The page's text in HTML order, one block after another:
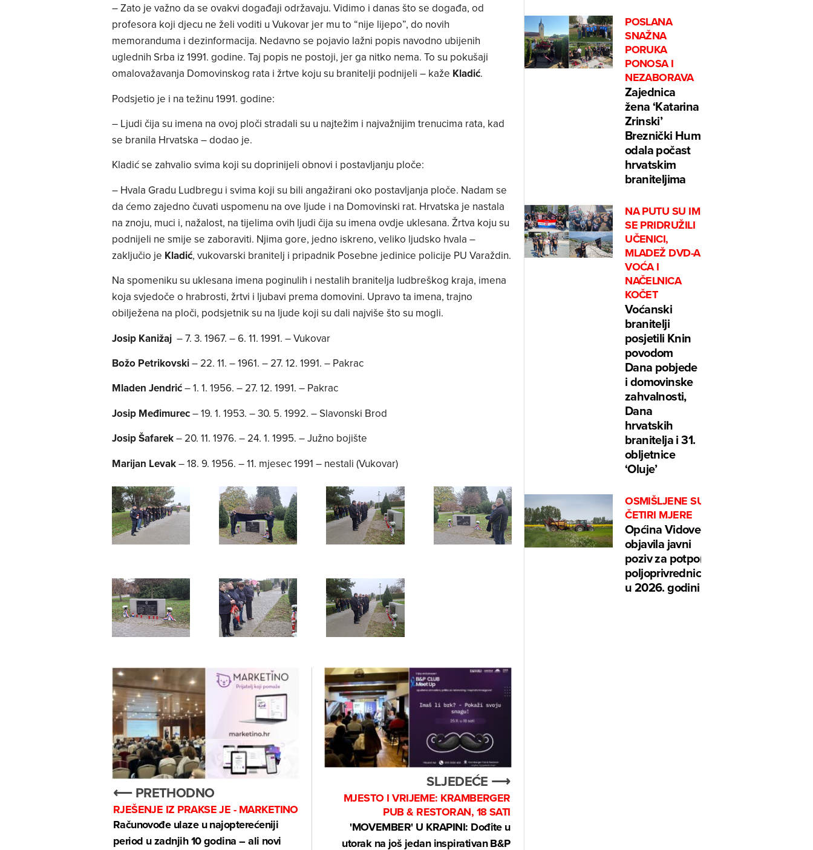
– Zato je važno da se ovakvi događaji održavaju. Vidimo i danas što se događa, od
profesora koji djecu ne želi voditi u Vukovar jer mu to “nije lijepo”, do novih
memoranduma i dezinformacija. Nedavno se pojavio lažni popis navodno ubijenih
uglednih Srba iz 1991. godine. Taj popis ne postoji, jer ga nitko nema. To su pokušaji
omalovažavanja Domovinskog rata i žrtve koju su branitelji podnijeli – kaže Kladić.
Podsjetio je i na težinu 1991. godine:
– Ljudi čija su imena na ovoj ploči stradali su u najtežim i najvažnijim trenucima rata, kad
se branila Hrvatska – dodao je.
Kladić se zahvalio svima koji su doprinijeli obnovi i postavljanju ploče:
– Hvala Gradu Ludbregu i svima koji su bili angažirani oko postavljanja ploče. Nadam se
da ćemo zajedno čuvati uspomenu na ove ljude i na Domovinski rat. Hrvatska je nastala
na znoju, muci i, nažalost, na tijelima ovih ljudi čija su imena ovdje uklesana. Žrtva koju su
podnijeli ne smije se zaboraviti. Njima gore, jedno iskreno, veliko ljudsko hvala –
zaključio je Kladić, vukovarski branitelj i pripadnik Posebne jedinice policije PU Varaždin.
Na spomeniku su uklesana imena poginulih i nestalih branitelja ludbreškog kraja, imena
koja svjedoče o hrabrosti, žrtvi i ljubavi prema domovini. Upravo ta imena, trajno
obilježena na ploči, podsjetnik su na ljude koji su dali najviše što su mogli.
Josip Kanižaj– 7. 3. 1967. – 6. 11. 1991. – Vukovar
Božo Petrikovski– 22. 11. – 1961. – 27. 12. 1991. – Pakrac
Mladen Jendrić– 1. 1. 1956. – 27. 12. 1991. – Pakrac
Josip Međimurec– 19. 1. 1953. – 30. 5. 1992. – Slavonski Brod
Josip Šafarek– 20. 11. 1976. – 24. 1. 1995. – Južno bojište
Marijan Levak– 18. 9. 1956. – 11. mjesec 1991 – nestali (Vukovar)
⟵ PRETHODNO
RJEŠENJE IZ PRAKSE JE - MARKETINO
Računovođe ulaze u najopterećeniji
period u zadnjih 10 godina – ali novi
SLJEDEĆE ⟶
MJESTO I VRIJEME: KRAMBERGER
PUB & RESTORAN, 18 SATI
'MOVEMBER' U KRAPINI: Dođite u
utorak na još jedan inspirativan B&P
POSLANA
SNAŽNA
PORUKA
PONOSA I
NEZABORAVA
Zajednica
žena ‘Katarina
Zrinski’
Breznički Hum
odala počast
hrvatskim
braniteljima
NA PUTU SU IM
SE PRIDRUŽILI
UČENICI,
MLADEŽ DVD-A
VOĆA I
NAČELNICA
KOČET
Voćanski
branitelji
posjetili Knin
povodom
Dana pobjede
i domovinske
zahvalnosti,
Dana
hrvatskih
branitelja i 31.
obljetnice
‘Oluje’
OSMIŠLJENE SU
ČETIRI MJERE
Općina Vidovec
objavila javni
poziv za potpore
poljoprivrednicima
u 2026. godini